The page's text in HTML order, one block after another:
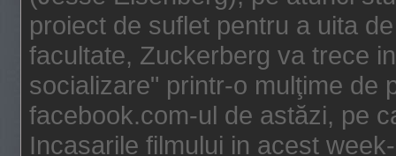
proiect de suflet pentru a uita
facultate, Zuckerberg va trece
socializare" printr-o mulţime de
facebook.com-ul de astăzi, pe
Incasarile filmului in acest